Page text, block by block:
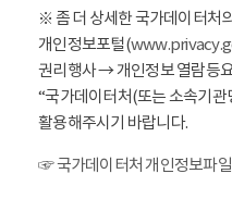
※ 좀 더 상세한 국가데이터처
개인정보포털(
권리행사 → 개인정보 열람등
“국가데이터처(또는 소속기관
활용해주시기 바랍니다.
☞ 국가데이터처 개인정보파